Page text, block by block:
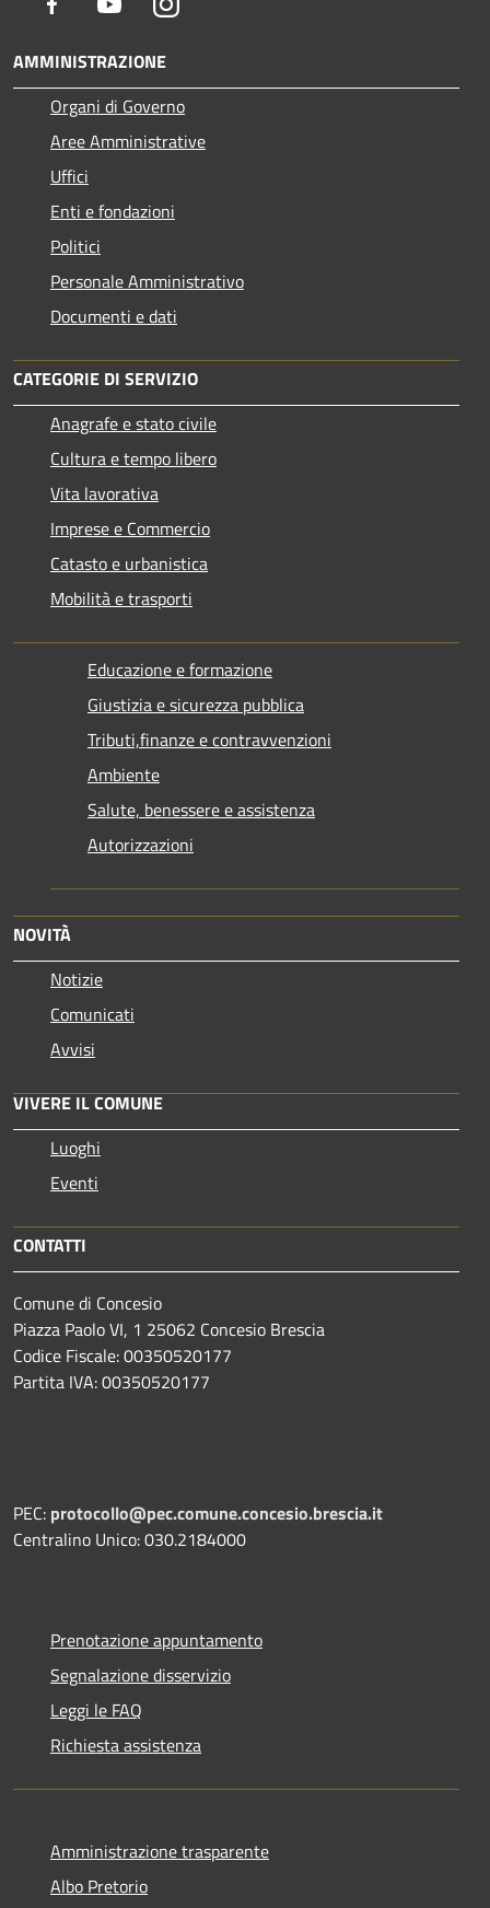
AMMINISTRAZIONE
Organi di Governo
Aree Amministrative
Uffici
Enti e fondazioni
Politici
Personale Amministrativo
Documenti e dati
CATEGORIE DI SERVIZIO
Anagrafe e stato civile
Cultura e tempo libero
Vita lavorativa
Imprese e Commercio
Catasto e urbanistica
Mobilità e trasporti
Educazione e formazione
Giustizia e sicurezza pubblica
Tributi,finanze e contravvenzioni
Ambiente
Salute, benessere e assistenza
Autorizzazioni
NOVITÀ
Notizie
Comunicati
Avvisi
VIVERE IL COMUNE
Luoghi
Eventi
CONTATTI
Comune di Concesio
Piazza Paolo VI, 1 25062 Concesio Brescia
Codice Fiscale: 00350520177
Partita IVA: 00350520177
PEC: protocollo@pec.comune.concesio.brescia.it
Centralino Unico: 030.2184000
Prenotazione appuntamento
Segnalazione disservizio
Leggi le FAQ
Richiesta assistenza
Amministrazione trasparente
Albo Pretorio